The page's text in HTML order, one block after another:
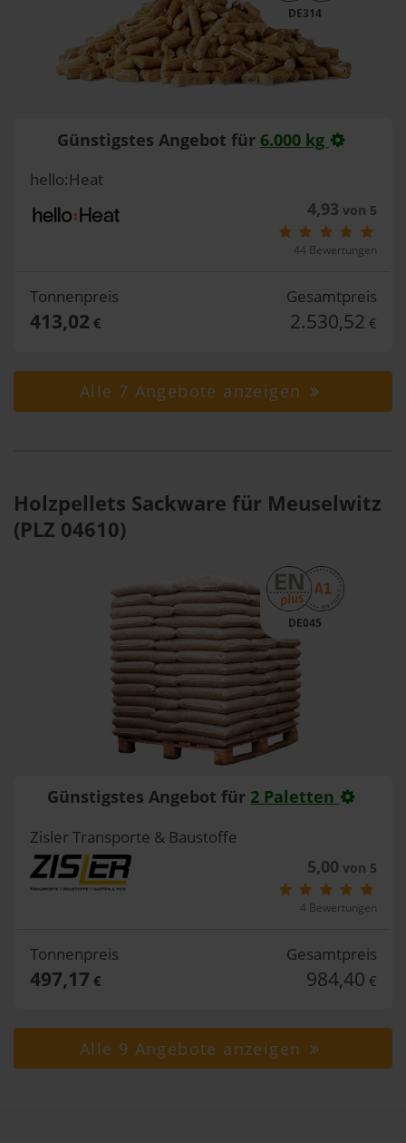
DE314
Günstigstes Angebot für 6.000 kg
hello:Heat
4,93 von 5
44 Bewertungen
Tonnenpreis
413,02 €
Gesamtpreis
2.530,52 €
Alle 7 Angebote anzeigen
Holzpellets Sackware für Meuselwitz
(PLZ 04610)
DE045
Günstigstes Angebot für 2 Paletten
Zisler Transporte & Baustoffe
5,00 von 5
4 Bewertungen
Tonnenpreis
497,17 €
Gesamtpreis
984,40 €
Alle 9 Angebote anzeigen